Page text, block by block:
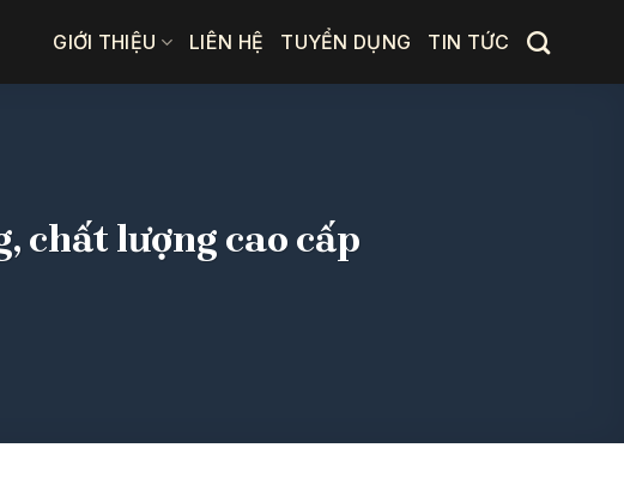
GIỚI THIỆU LIÊN HỆ TUYỂN DỤNG TIN TỨC
chất lượng cao cấp